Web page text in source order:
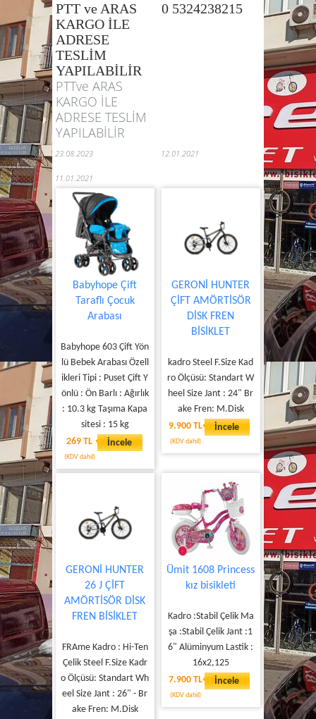
PTT ve ARAS
KARGO İLE
ADRESE
TESLİM
YAPILABİLİR
0 5324238215
PTTve ARAS
KARGO İLE
ADRESE TESLİM
YAPILABİLİR
23.08.2023 12.01.2021
11.01.2021
Babyhope Çift
Taraflı Çocuk
Arabası
Babyhope 603 Çift Yön
lü Bebek Arabası Özell
ikleri Tipi : Puset Çift Y
önlü : Ön Barlı : Ağırlık
: 10.3 kg Taşıma Kapa
sitesi : 15 kg
269 TL
(KDV dahil)
İncele
GERONİ HUNTER
ÇİFT AMÖRTİSÖR
DİSK FREN
BİSİKLET
kadro Steel F.Size Kad
ro Ölçüsü: Standart W
heel Size Jant : 24" Br
ake Fren: M.Disk
9.900 TL
(KDV dahil)
İncele
GERONİ HUNTER
26 J ÇİFT
AMÖRTİSÖR DİSK
FREN BİSİKLET
FRAme Kadro : Hi-Ten
Çelik Steel F.Size Kadr
o Ölçüsü: Standart Wh
eel Size Jant : 26" - Br
ake Fren: M.Disk
Ümit 1608 Princess
kız bisikleti
Kadro :Stabil Çelik Ma
şa :Stabil Çelik Jant :1
6" Alüminyum Lastik :
16x2,125
7.900 TL
(KDV dahil)
İncele